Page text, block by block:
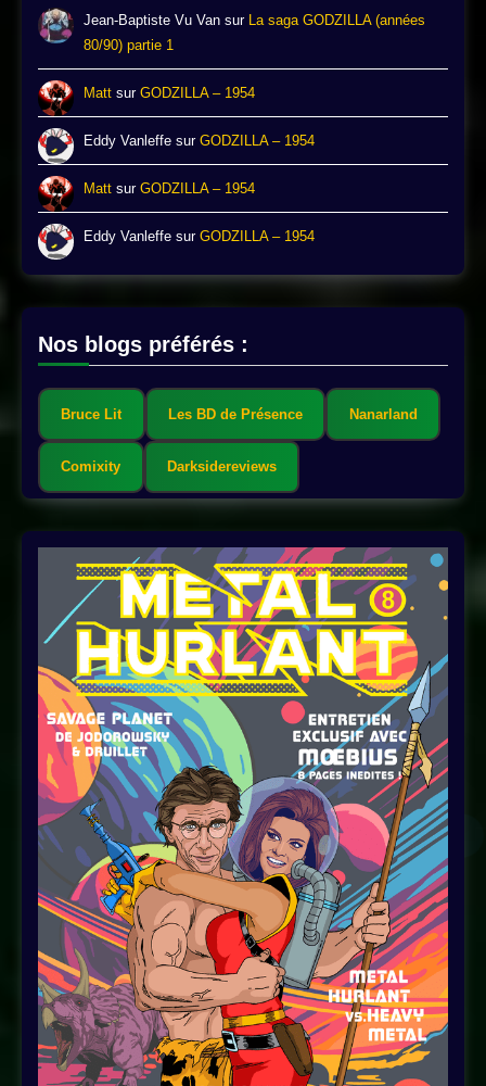
Jean-Baptiste Vu Van sur La saga GODZILLA (années
80/90) partie 1
Matt surGODZILLA – 1954
Eddy Vanleffe surGODZILLA – 1954
Matt surGODZILLA – 1954
Eddy Vanleffe surGODZILLA – 1954
Nos blogs préférés :
Bruce Lit Les BD de Présence Nanarland
Comixity Darksidereviews